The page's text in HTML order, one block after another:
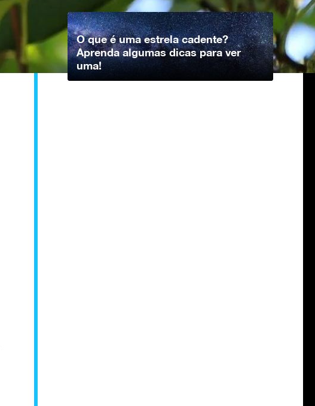
O que é uma estrela cadente?
Aprenda algumas dicas para ver
uma!